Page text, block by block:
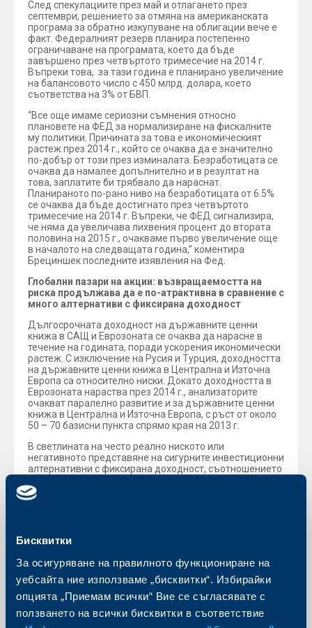
Бисквитки
За осигуряване на правилното функциониране на
уебсайта ние използваме „бисквитки“. Избирайки
опцията „Приемам всички“ Вие се съгласявате с
ползването на всички бисквитки в съответствие
След спекулациите през май и отлагането през
септември, решението за отмяна на американската
програма за обратно изкупуване на облигации вече е
факт. Федералният резерв планира постепенно
ограничаване на програмата, което да бъде
завършено през четвъртото тримесечие на 2014 г.
Въпреки това, за тази година е планирано увеличение
на балансовото число с 450 млрд. долара, което
съответства на 3% от БВП.
“Все още имаме сериозни съмнения относно
плановете на ФЕД за нормализиране на фискалните
му политики. Причината за това е икономическият
растеж през 2014 г., който се очаква да е значително
по-добър от този през изминалата. Безработицата се
очаква да намалее допълнително и в резултат на
това, заплатите би трябвало да нараснат.
Планираното по-рано ниво на безработицата от 6.5%
се очаква да бъде достигнато през четвъртото
тримесечие на 2014 г. Въпреки, че ФЕД сигнализира,
че няма да увеличава лихвения процент до втората
половина на 2015 г., очакваме първо увеличение още
в началото на следващата година,” коментира
Брециншек последните изявления на Фед.
Глобални пазари на акции: възвращаемостта на
риска продължава да е по-атрактивна в сравнение с
много алтернативи с фиксирана доходност
Дългосрочната доходност на държавните ценни
книжа в САЩ и Еврозоната се очаква да нарасне в
течение на годината, поради ускорения икономически
растеж. С изключение на Русия и Турция, доходността
на държавните ценни книжа в Централна и Източна
Европа са относително ниски. Докато доходността в
Еврозоната нараства през 2014 г., анализаторите
очакват паралелно развитие и за държавните ценни
книжа в Централна и Източна Европа, с ръст от около
50 – 70 базисни пункта спрямо края на 2013 г.
В светлината на често реално ниското или
негативното представяне на сигурните инвестиционни
алтернативни с фиксирана доходност, съотношението
акции изглежда балансирано, дори спрямо
очакванията ни за съживяване на производството и
по отношение на европейските акции препоръката е
“купувай”. Положително влияние оказват
продължаващата стабилизация на растежа в Европа,
перспективата за увеличаваща се доходност и
спредове, умерените оценки и липсата на
инвестиционни алтернативи с висока доходност.
За региона на Централна и Източна Европа,